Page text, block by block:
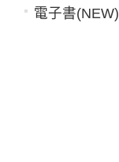
電子書(NEW)